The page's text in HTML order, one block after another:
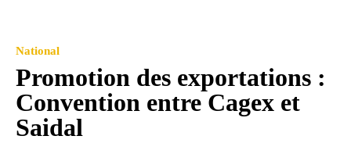
National
Promotion des exportations :
Convention entre Cagex et
Saidal